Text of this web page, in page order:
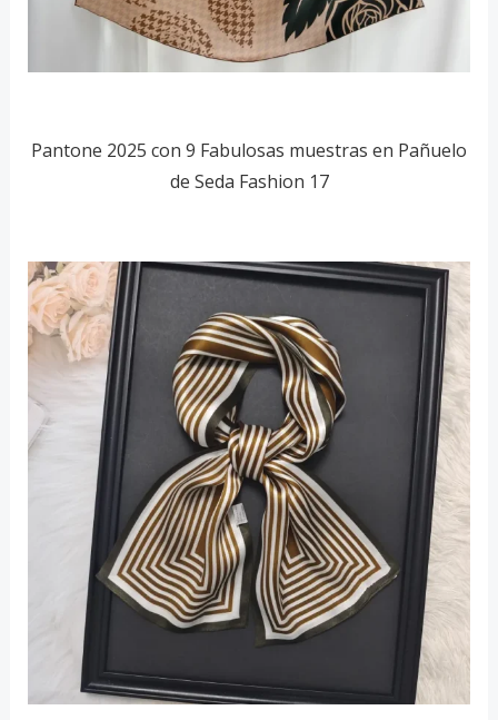
Pantone 2025 con 9 Fabulosas muestras en Pañuelo
de Seda Fashion 17